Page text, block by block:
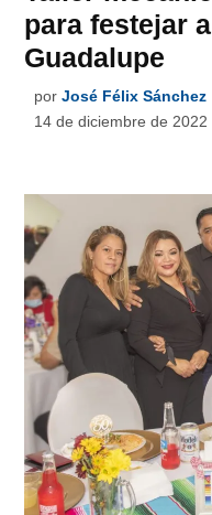
para festejar
Guadalupe
por José Félix Sánchez
14 de diciembre de 2022